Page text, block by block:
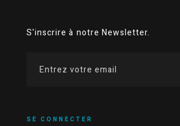
S'inscrire à notre Newsletter.
SE CONNECTER